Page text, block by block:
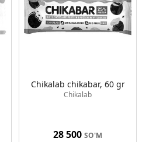
Chikalab chikabar, 60 gr
Chikalab
28 500 SO'M